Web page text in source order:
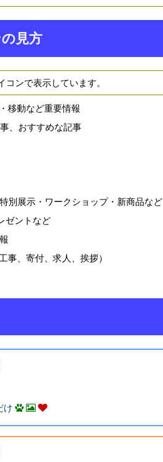
見方
コンで表示しています。
移動など重要情報
、おすすめな記事
別展示・ワークショップ・新商品など
ゼントなど
事、寄付、求人、挨拶）
け